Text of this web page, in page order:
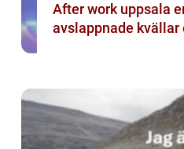
After work uppsala en guide till
avslappnade